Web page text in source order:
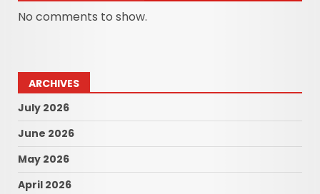
No comments to show.
ARCHIVES
July 2026
June 2026
May 2026
April 2026